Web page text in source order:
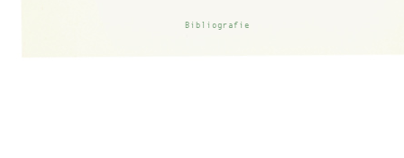
Bibliografie